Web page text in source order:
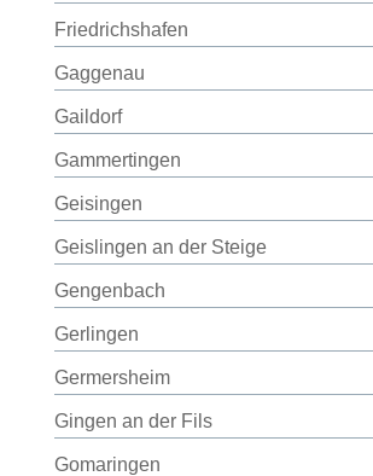
Friedrichshafen
Gaggenau
Gaildorf
Gammertingen
Geisingen
Geislingen an der Steige
Gengenbach
Gerlingen
Germersheim
Gingen an der Fils
Gomaringen